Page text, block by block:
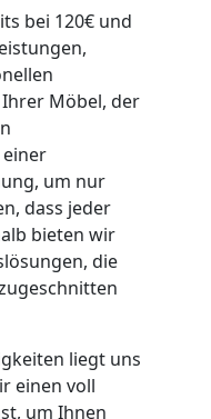
bei 120€ und
Ihrer Möbel, der
um nur
dass jeder
bieten wir
die
liegt uns
einen voll
um Ihnen